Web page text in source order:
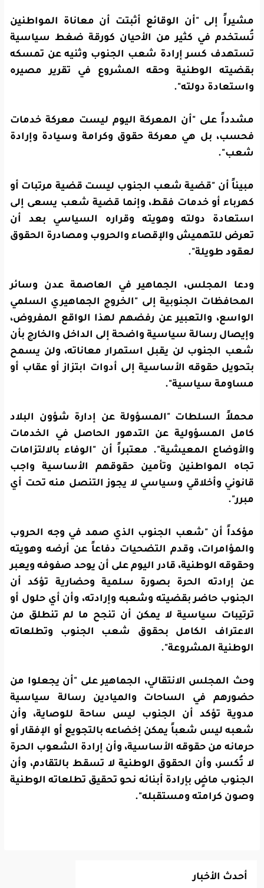
مشيراً إلى "أن الوقائع أثبتت أن معاناة المواطنين
تُستخدم في كثير من الأحيان كورقة ضغط سياسية
تستهدف كسر إرادة شعب الجنوب وثنيه عن تمسكه
بقضيته الوطنية وحقه المشروع في تقرير مصيره
واستعادة دولته".
مشدداً على "أن المعركة اليوم ليست معركة خدمات
فحسب، بل هي معركة حقوق وكرامة وسيادة وإرادة
شعب".
مبيناً أن "قضية شعب الجنوب ليست قضية مرتبات أو
كهرباء أو خدمات فقط، وإنما قضية شعب يسعى إلى
استعادة دولته وهويته وقراره السياسي بعد أن
تعرض للتهميش والإقصاء والحروب ومصادرة الحقوق
لعقود طويلة".
ودعا المجلس، الجماهير في العاصمة عدن وسائر
المحافظات الجنوبية إلى "الخروج الجماهيري السلمي
الواسع، والتعبير عن رفضهم لهذا الواقع المفروض،
وإيصال رسالة سياسية واضحة إلى الداخل والخارج بأن
شعب الجنوب لن يقبل استمرار معاناته، ولن يسمح
بتحويل حقوقه الأساسية إلى أدوات ابتزاز أو عقاب أو
مساومة سياسية".
محملاً السلطات "المسؤولة عن إدارة شؤون البلاد
كامل المسؤولية عن التدهور الحاصل في الخدمات
والأوضاع المعيشية". معتبراً أن "الوفاء بالالتزامات
تجاه المواطنين وتأمين حقوقهم الأساسية واجب
قانوني وأخلاقي وسياسي لا يجوز التنصل منه تحت أي
مبرر".
مؤكداً أن "شعب الجنوب الذي صمد في وجه الحروب
والمؤامرات، وقدم التضحيات دفاعاً عن أرضه وهويته
وحقوقه الوطنية، قادر اليوم على أن يوحد صفوفه ويعبر
عن إرادته الحرة بصورة سلمية وحضارية تؤكد أن
الجنوب حاضر بقضيته وشعبه وإرادته، وأن أي حلول أو
ترتيبات سياسية لا يمكن أن تنجح ما لم تنطلق من
الاعتراف الكامل بحقوق شعب الجنوب وتطلعاته
الوطنية المشروعة".
وحث المجلس الانتقالي، الجماهير على "أن يجعلوا من
حضورهم في الساحات والميادين رسالة سياسية
مدوية تؤكد أن الجنوب ليس ساحة للوصاية، وأن
شعبه ليس شعباً يمكن إخضاعه بالتجويع أو الإفقار أو
حرمانه من حقوقه الأساسية، وأن إرادة الشعوب الحرة
لا تُكسر، وأن الحقوق الوطنية لا تسقط بالتقادم، وأن
الجنوب ماضٍ بإرادة أبنائه نحو تحقيق تطلعاته الوطنية
وصون كرامته ومستقبله".
أحدث الأخبار